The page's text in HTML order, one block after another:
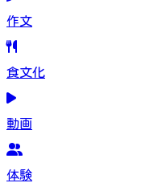
作文
食文化
動画
体験